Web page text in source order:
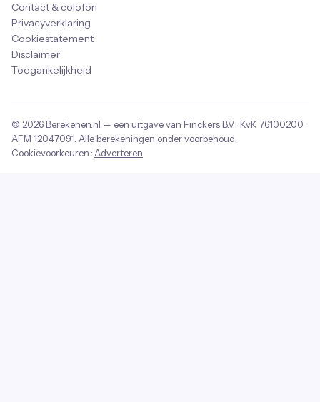
Contact & colofon
Privacyverklaring
Cookiestatement
Disclaimer
Toegankelijkheid
© 2026 Berekenen.nl — een uitgave van Finckers B.V. · KvK 76100200 ·
AFM 12047091 . Alle berekeningen onder voorbehoud.
Cookievoorkeuren · Adverteren